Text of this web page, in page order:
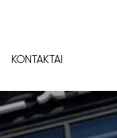
KONTAKTAI